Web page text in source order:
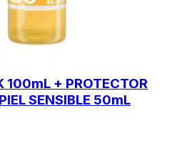
100mL + PROTECTOR
SENSIBLE 50mL